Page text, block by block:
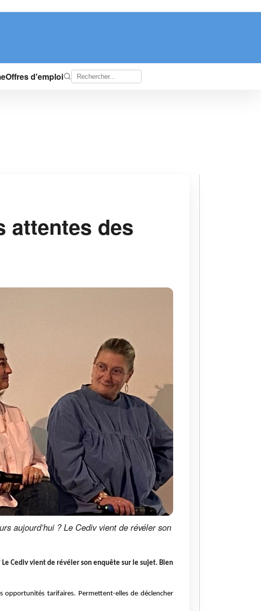
Offres d'emploi
attentes des
aujourd’hui ? Le Cediv vient de révéler son
Cediv vient de révéler son enquête sur le sujet. Bien
opportunités tarifaires. Permettent-elles de déclencher